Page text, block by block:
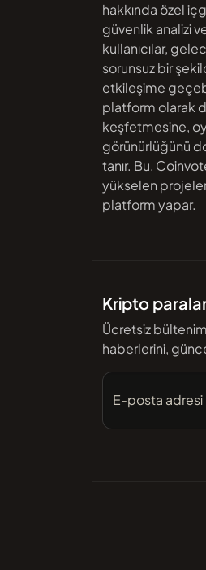
hakkında özel
güvenlik analizi
kullanıcılar,
sorunsuz bir
etkileşime
platform olarak
keşfetmesine,
görünürlüğünü
tanır. Bu,
yükselen
platform yapar.
Kripto
Ücretsiz
haberlerini,
E-posta adresi